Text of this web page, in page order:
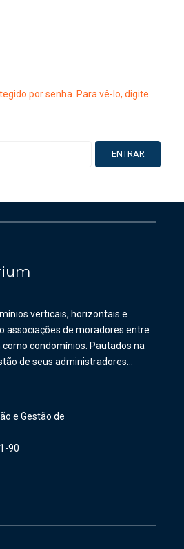
por senha. Para vê-lo, digite
verticais, horizontais e
associações de moradores entre
condomínios. Pautados na
de seus administradores…
e Gestão de
90